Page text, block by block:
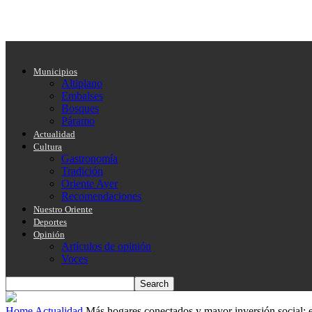
Municipios
Altiplano
Embalses
Bosques
Páramo
Actualidad
Cultura
Gastronomía
Tradición
Oriente Ayer
Recomendaciones
Nuestro Oriente
Deportes
Opinión
Artículos de opinión
Voces